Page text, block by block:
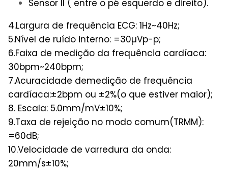
Sensor II ( entre o pé esquerdo e direito).
4.Largura de frequência ECG: 1Hz~40Hz;
5.Nível de ruído interno: =30µVp-p;
6.Faixa de medição da frequência cardíaca:
30bpm~240bpm;
7.Acuracidade demedição de frequência
cardíaca:±2bpm ou ±2%(o que estiver maior);
8. Escala: 5.0mm/mV±10%;
9.Taxa de rejeição no modo comum(TRMM):
=60dB;
10.Velocidade de varredura da onda:
20mm/s±10%;